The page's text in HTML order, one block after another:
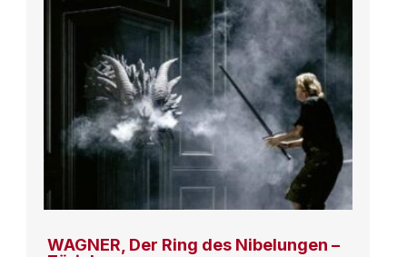
WAGNER, Der Ring des Nibelungen –